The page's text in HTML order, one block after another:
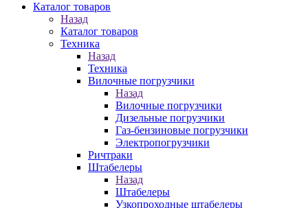
Каталог товаров
Назад
Каталог товаров
Техника
Назад
Техника
Вилочные погрузчики
Назад
Вилочные погрузчики
Дизельные погрузчики
Газ-бензиновые погрузчики
Электропогрузчики
Ричтраки
Штабелеры
Назад
Штабелеры
Узкопроходные штабелеры